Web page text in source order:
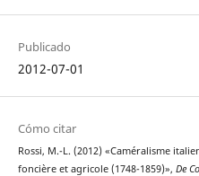
Publicado
2012-07-01
Cómo citar
Rossi, M.-L. (2012) «Caméralisme
foncière et agricole (1748-1859)», De